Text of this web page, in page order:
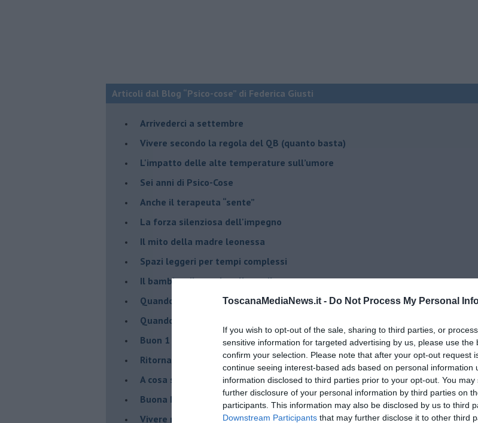
ToscanaMediaNews.it - Do Not Process My Personal
If you wish to opt-out of the sale, sharing to third parties, or
sensitive information for targeted advertising by us, please use the
confirm your selection. Please note that after your opt-out request
continue seeing interest-based ads based on personal information
information disclosed to third parties prior to your opt-out. You
further disclosure of your personal information by third parties on
participants. This information may also be disclosed by us to third
Downstream Participants that may further disclose it to other third
Articoli dal Blog “Psico-cose” di Federica Giusti
​Arrivederci a settembre
​Vivere secondo la regola del QB (quanto basta)
​L'impatto delle alte temperature sull’umore
Sei anni di Psico-Cose
​Anche il terapeuta “sente”
​La forza silenziosa dell'impegno
​Il mito della madre leonessa
Spazi leggeri per tempi complessi
Il bambino, il marshmallow e il tempo
​Quando cambia il nome di una sindrome
​Quando il terapeuta torna a casa
​Buon 1 Maggio!
Ritornare indietro di vent’anni
​A cosa serve davvero la psicoterapia
​Buona Pasqua e … buona rinascita!
​Vivere nell’incertezza